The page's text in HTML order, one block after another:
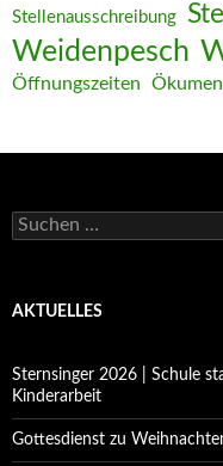
Stellenausschreibung
Weidenpesch
Öffnungszeiten
Suchen
nach:
AKTUELLES
Sternsinger 2026 | Schule
Kinderarbeit
Gottesdienst zu